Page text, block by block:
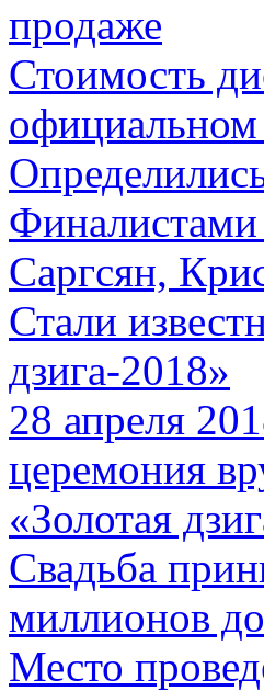
продаже
Стоимость
официальном
Финалистами
Саргсян,
Стали
дзига-2018»
28 апреля
церемония
«Золотая
Свадьба
миллионов
Место